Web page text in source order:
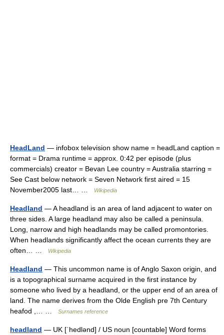
HeadLand — infobox television show name = headLand caption =
format = Drama runtime = approx. 0:42 per episode (plus
commercials) creator = Bevan Lee country = Australia starring =
See Cast below network = Seven Network first aired = 15
November2005 last… …
Wikipedia
Headland — A headland is an area of land adjacent to water on
three sides. A large headland may also be called a peninsula.
Long, narrow and high headlands may be called promontories.
When headlands significantly affect the ocean currents they are
often… …
Wikipedia
Headland — This uncommon name is of Anglo Saxon origin, and
is a topographical surname acquired in the first instance by
someone who lived by a headland, or the upper end of an area of
land. The name derives from the Olde English pre 7th Century
heafod ,… …
Surnames reference
headland — UK [ˈhedlənd] / US noun [countable] Word forms